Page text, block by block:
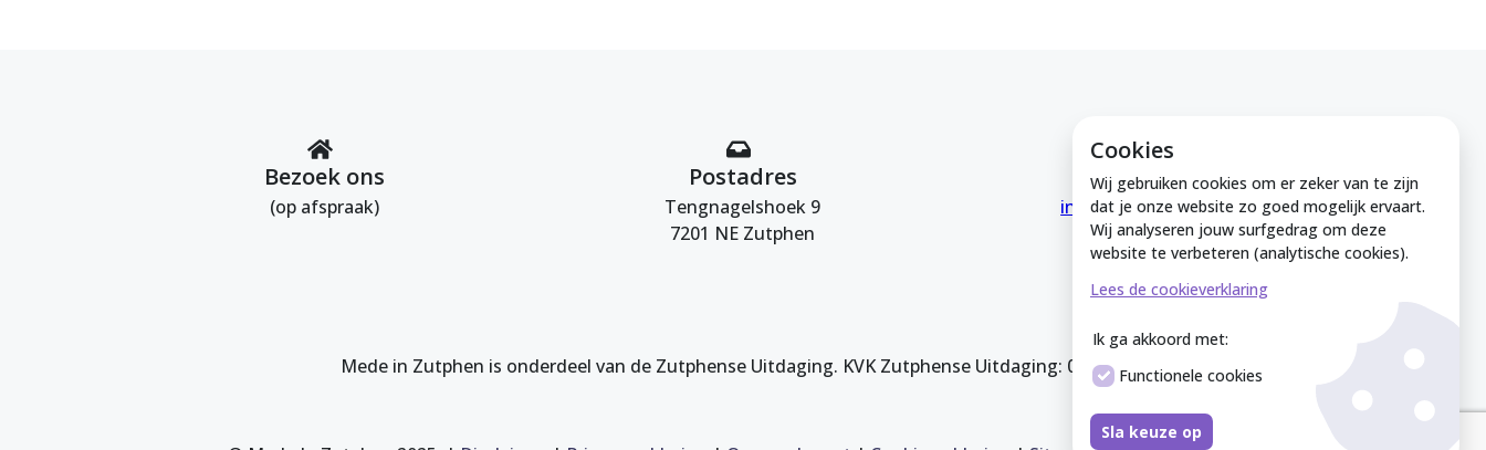
Cookies
Wij gebruiken cookies om er zeker van te zijn
dat je onze website zo goed mogelijk ervaart.
Wij analyseren jouw surfgedrag om deze
website te verbeteren (analytische cookies).
Lees de cookieverklaring
Ik ga akkoord met:
Functionele cookies
Sla keuze op
Bezoek ons
(op afspraak)
Postadres
Tengnagelshoek 9
7201 NE Zutphen
E-mail ons
info@medeinzutphen.nl
Mede in Zutphen is onderdeel van de Zutphense Uitdaging. KVK Zutphense Uitdaging: 08212926